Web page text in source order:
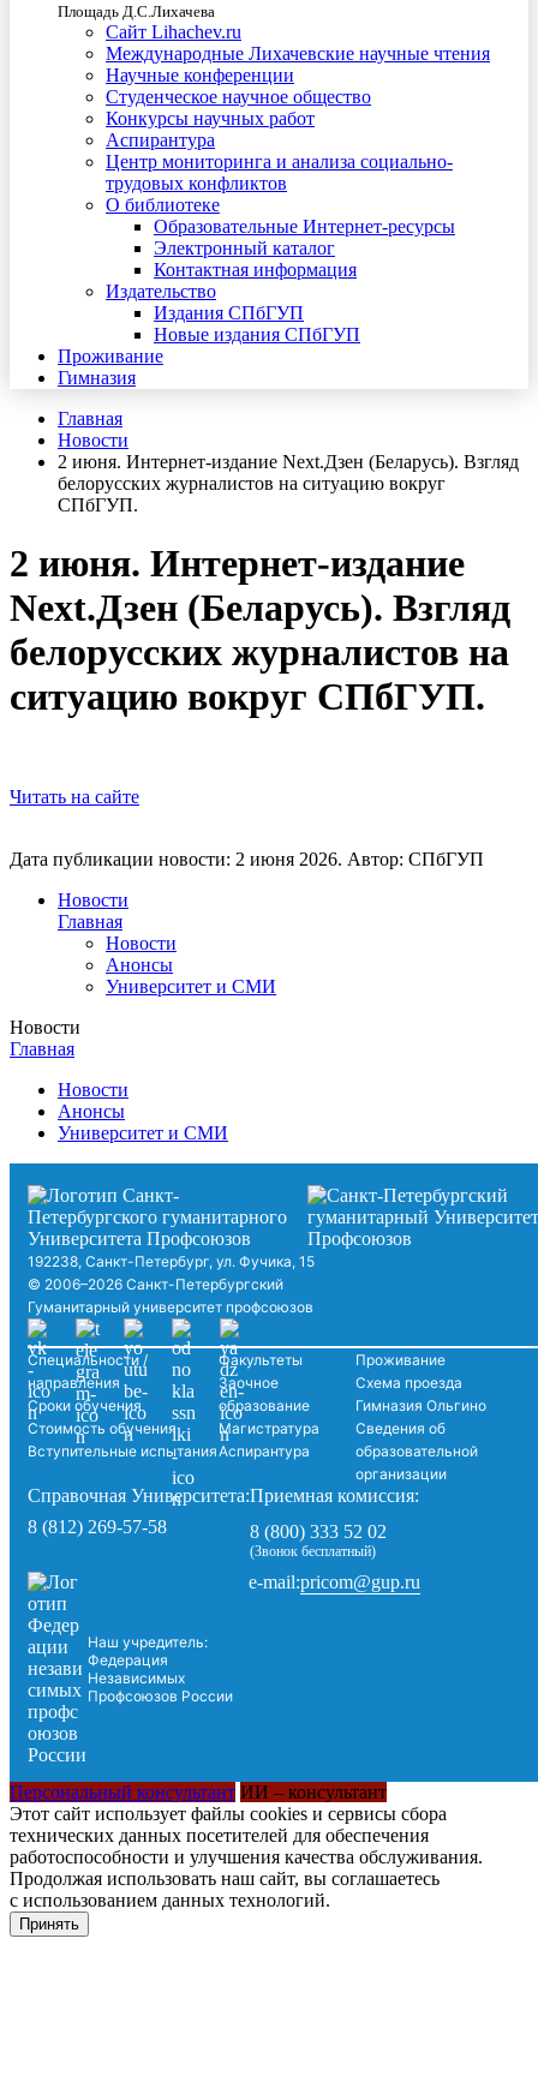
Площадь Д.С.Лихачева
Сайт Lihachev.ru
Международные Лихачевские научные чтения
Научные конференции
Студенческое научное общество
Конкурсы научных работ
Аспирантура
Центр мониторинга и анализа социально-
трудовых конфликтов
О библиотеке
Образовательные Интернет-ресурсы
Электронный каталог
Контактная информация
Издательство
Издания СПбГУП
Новые издания СПбГУП
Проживание
Гимназия
Главная
Новости
2 июня. Интернет-издание Next.Дзен (Беларусь). Взгляд
белорусских журналистов на ситуацию вокруг
СПбГУП.
2 июня. Интернет-издание
Next.Дзен (Беларусь). Взгляд
белорусских журналистов на
ситуацию вокруг СПбГУП.
Читать на сайте
Дата публикации новости: 2 июня 2026. Автор: СПбГУП
Новости
Главная
Новости
Анонсы
Университет и СМИ
Новости
Главная
Новости
Анонсы
Университет и СМИ
192238, Санкт-Петербург, ул. Фучика, 15
© 2006–2026 Санкт-Петербургский
Гуманитарный университет профсоюзов
Специальности /
направления
Сроки обучения
Стоимость обучения
Вступительные испытания
Факультеты
Заочное
образование
Магистратура
Аспирантура
Проживание
Схема проезда
Гимназия Ольгино
Сведения об
образовательной
организации
Справочная Университета:
8 (812) 269-57-58
Приемная комиссия:
8 (800) 333 52 02
(Звонок бесплатный)
Наш учредитель:
Федерация
Независимых
Профсоюзов России
e-mail:pricom@gup.ru
Персональный консультант ИИ – консультант
Этот сайт использует файлы cookies и сервисы сбора
технических данных посетителей для обеспечения
работоспособности и улучшения качества обслуживания.
Продолжая использовать наш сайт, вы соглашаетесь
с использованием данных технологий.
Принять